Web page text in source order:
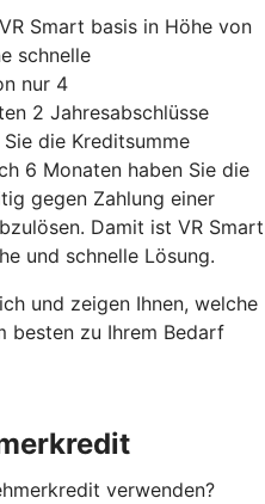
Smart basis in Höhe von
schnelle
nur 4
2 Jahresabschlüsse
die Kreditsumme
6 Monaten haben Sie die
gegen Zahlung einer
Damit ist VR Smart
und schnelle Lösung.
und zeigen Ihnen, welche
besten zu Ihrem Bedarf
verwenden?